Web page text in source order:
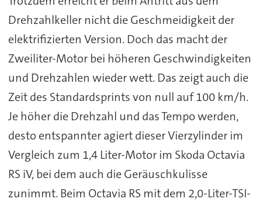
Drehzahlkeller nicht die Geschmeidigkeit der
elektrifizierten Version. Doch das macht der
Zweiliter-Motor bei höheren Geschwindigkeiten
und Drehzahlen wieder wett. Das zeigt auch die
Zeit des Standardsprints von null auf 100 km/h.
Je höher die Drehzahl und das Tempo werden,
desto entspannter agiert dieser Vierzylinder im
Vergleich zum 1,4 Liter-Motor im Skoda Octavia
RS iV, bei dem auch die Geräuschkulisse
zunimmt. Beim Octavia RS mit dem 2,0-Liter-TSI-